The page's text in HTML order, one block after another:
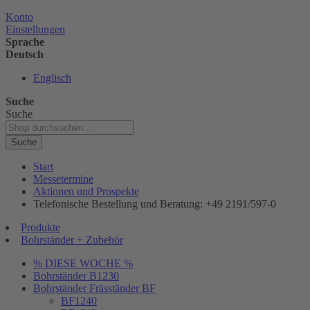
Konto
Einstellungen
Sprache
Deutsch
Englisch
Suche
Suche
Suche
Start
Messetermine
Aktionen und Prospekte
Telefonische Bestellung und Beratung: +49 2191/597-0
Produkte
Bohrständer + Zubehör
% DIESE WOCHE %
Bohrständer B1230
Bohrständer Fräsständer BF
BF1240